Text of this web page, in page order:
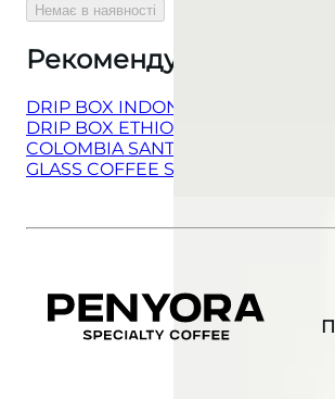
Немає в наявності
Рекомендуємо також
DRIP BOX INDONESIA JAVA
DRIP BOX ETHIOPIA BILDIMO
COLOMBIA SANTA MONICA
GLASS COFFEE SERVER with HARIO